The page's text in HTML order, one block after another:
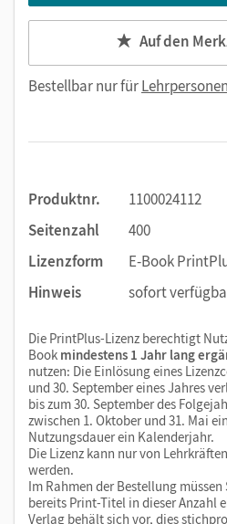
Auf den
Bestellbar nur für
Produktnr.
1100024112
Seitenzahl
400
Lizenzform
E-Book
Hinweis
sofort
Die PrintPlus-Lizenz berechtigt
Book mindestens 1 Jahr lang
nutzen: Die Einlösung eines
und 30. September eines Jahres
bis zum 30. September des
zwischen 1. Oktober und 31. Mai
Nutzungsdauer ein Kalenderjahr.
Die Lizenz kann nur von
werden.
Im Rahmen der Bestellung
bereits Print-Titel in dieser Anzahl
Verlag behält sich vor, dies